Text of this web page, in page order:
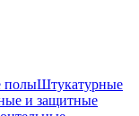
полыШтукатурные
и защитные